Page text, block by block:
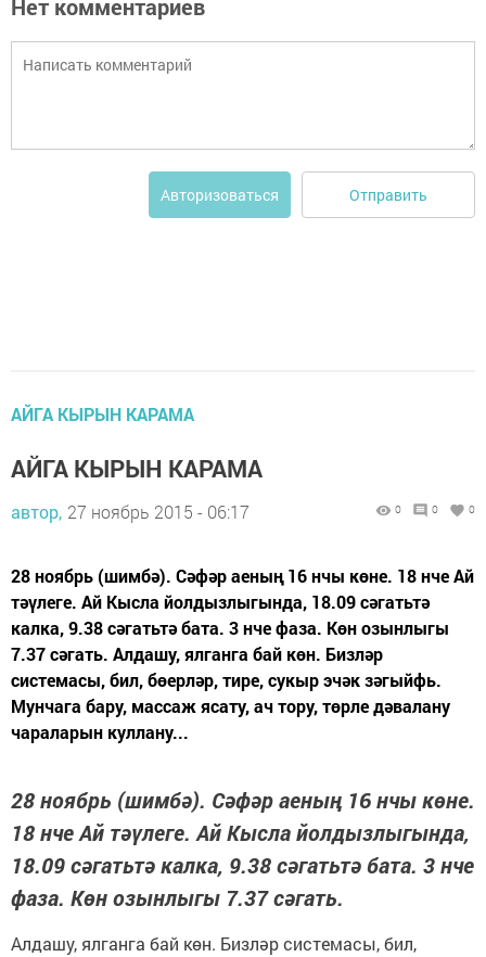
Нет комментариев
Авторизоваться Отправить
АЙГА КЫРЫН КАРАМА
АЙГА КЫРЫН КАРАМА
автор, 27 ноябрь 2015 - 06:17 0 0 0
28 ноябрь (шимбә). Сәфәр аеның 16 нчы көне. 18 нче Ай
тәүлеге. Ай Кысла йолдызлыгында, 18.09 сәгатьтә
калка, 9.38 сәгатьтә бата. 3 нче фаза. Көн озынлыгы
7.37 сәгать. Алдашу, ялганга бай көн. Бизләр
системасы, бил, бөерләр, тире, сукыр эчәк зәгыйфь.
Мунчага бару, массаж ясату, ач тору, төрле дәвалану
чараларын куллану...
28 ноябрь (шимбә). Сәфәр аеның 16 нчы көне.
18 нче Ай тәүлеге. Ай Кысла йолдызлыгында,
18.09 сәгатьтә калка, 9.38 сәгатьтә бата. 3 нче
фаза. Көн озынлыгы 7.37 сәгать.
Алдашу, ялганга бай көн. Бизләр системасы, бил,